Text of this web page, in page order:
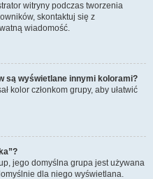
witryny podczas tworzenia
skontaktuj się z
wiadomość.
są wyświetlane innymi kolorami?
kolor członkom grupy, aby ułatwić
jego domyślna grupa jest używana
dla niego wyświetlana.